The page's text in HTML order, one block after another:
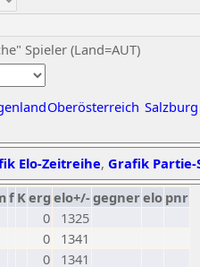
Spieler (Land=AUT)
Oberösterreich Salzburg
Elo-Zeitreihe, Grafik
f Kerg elo+/-gegnerelo pnr
0
1325
0
1341
0
1341